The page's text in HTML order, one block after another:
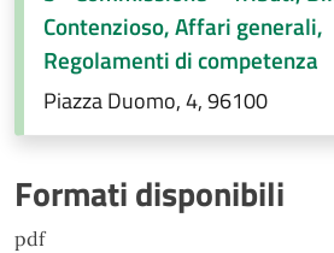
Contenzioso, Affari generali,
Regolamenti di competenza
Piazza Duomo, 4, 96100
Formati disponibili
pdf